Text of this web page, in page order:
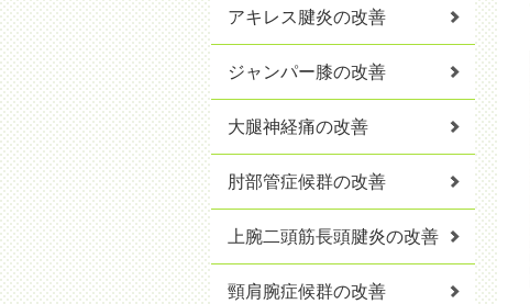
アキレス腱炎の改善
ジャンパー膝の改善
大腿神経痛の改善
肘部管症候群の改善
上腕二頭筋長頭腱炎の改善
頸肩腕症候群の改善